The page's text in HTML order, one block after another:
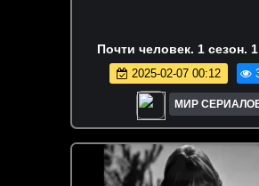
Почти человек. 1 сезон.
2025-02-07 00:12
МИР